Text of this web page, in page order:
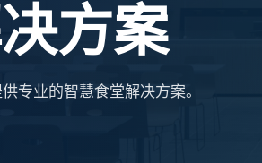
方案
专业的智慧食堂解决方案。